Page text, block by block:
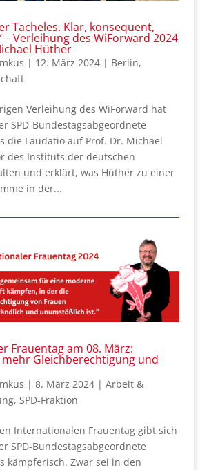
Tacheles. Klar, konsequent,
– Verleihung des WiForward 2024
Hüther
| 12. März 2024| Berlin,
Verleihung des WiForward hat
SPD-Bundestagsabgeordnete
die Laudatio auf Prof. Dr. Michael
des Instituts der deutschen
und erklärt, was Hüther zu einer
in der...
Frauentag am 08. März:
Gleichberechtigung und
| 8. März 2024| Arbeit &
, SPD-Fraktion
Internationalen Frauentag gibt sich
SPD-Bundestagsabgeordnete
kämpferisch. Zwar sei in den